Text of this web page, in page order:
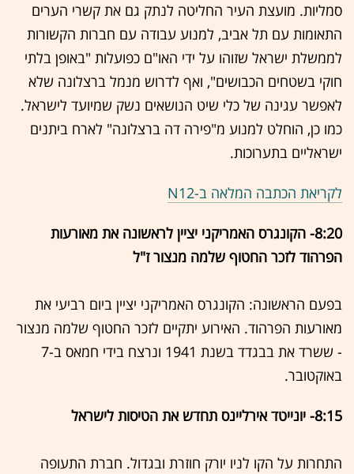
סמליות. מועצת העיר החליטה לנתק גם את קשרי הערים
התאומות עם תל אביב, למנוע עבודה עם חברות הקשורות
לממשלת ישראל שזוהו על ידי האו"ם כפועלות "באופן בלתי
חוקי בשטחים הכבושים", ואף לדרוש מנמל ברצלונה שלא
לאפשר עגינה של כלי שיט הנושאים נשק שמיועד לישראל.
כמו כן, הוחלט למנוע מ"פירה דה ברצלונה" לארח ביתנים
ישראליים בתערוכות.
לקריאת הכתבה המלאה ב-N12
8:20- הקונגרס האמריקני יציין לראשונה את מאורעות
הפרהוד לזכר החטוף שלמה מנצור ז"ל
בפעם הראשונה: הקונגרס האמריקני יציין ביום רביעי את
מאורעות הפרהוד. האירוע יתקיים לזכר החטוף שלמה מנצור
- ששרד את בבגדד בשנת 1941 ונרצח בידי חמאס ב-7
באוקטובר.
8:15- יונייטד אירליינס תחדש את הטיסות לישראל
התחרות על הקו לניו יורק חוזרת ובגדול. חברת התעופה